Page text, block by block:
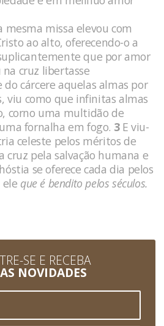
mesma missa elevou com
ao alto, oferecendo-o a
que por amor
cruz libertasse
cárcere aquelas almas por
viu como que infinitas almas
corno uma multidão de
fornalha em fogo. 3E viu-
celeste pelos méritos de
cruz pela salvação humana e
se oferece cada dia pelos
ele que é bendito pelos séculos.
SE E RECEBA
NOVIDADES